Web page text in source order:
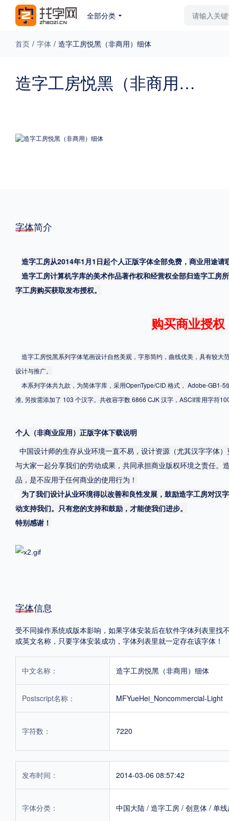
全部分类
最新字体
免费下载 收费下载 更多
.TTF .OTF
POP字体下载
首页 / 字体 / 造字工房悦黑（非商用）细体
造字工房悦黑（非商用）细体
字体简介
造字工房从2014年1月1日起个人正版字体全部免费，商业用途请
造字工房计算机字库的美术作品著作权和经营权全部归造字工房
字工房购买获取发布授权。
购买商业授权
造字工房悦黑系列字体笔画设计自然美观，字形简约，曲线优美，具有较大
设计与推广。
本系列字体共九款，为简体字库，采用OpenType/CID 格式， Adobe-GB1-
准, 另按需添加了 103 个汉字。共收容字数 6866 CJK 汉字，ASCII常用字符
个人（非商业应用）正版字体下载说明
中国设计师的生存从业环境一直不易，设计资源（尤其汉字字体
与大家一起分享我们的劳动成果，共同承担商业版权环境之责任。
品，是不应用于任何商业的使用行为！
为了我们设计从业环境得以改善和良性发展，鼓励造字工房对汉
动支持我们。只有您的支持和鼓励，才能使我们进步。
特别感谢！
字体信息
受不同操作系统或版本影响，如果字体安装后在软件字体列表里
或英文名称，只要字体安装成功，字体列表里就一定存在该字体！
中文名称： 造字工房悦黑（非商用）细体
Postscript名称： MFYueHei_Noncommercial-Light
字符数： 7220
发布时间： 2014-03-06 08:57:42
字体分类： 中国大陆 / 造字工房 / 创意体 / 单